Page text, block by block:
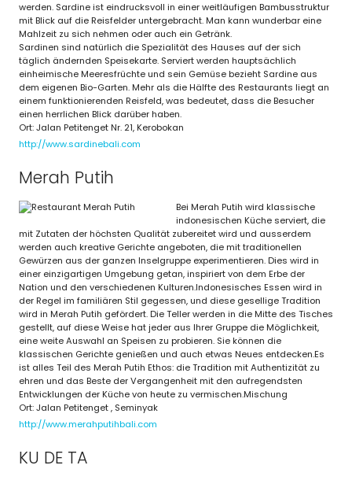
werden. Sardine ist eindrucksvoll in einer weitläufigen Bambusstruktur
mit Blick auf die Reisfelder untergebracht. Man kann wunderbar eine
Mahlzeit zu sich nehmen oder auch ein Getränk.
Sardinen sind natürlich die Spezialität des Hauses auf der sich
täglich ändernden Speisekarte. Serviert werden hauptsächlich
einheimische Meeresfrüchte und sein Gemüse bezieht Sardine aus
dem eigenen Bio-Garten. Mehr als die Hälfte des Restaurants liegt an
einem funktionierenden Reisfeld, was bedeutet, dass die Besucher
einen herrlichen Blick darüber haben.
Ort: Jalan Petitenget Nr. 21, Kerobokan
http://www.sardinebali.com
Merah Putih
Bei Merah Putih wird klassische
indonesischen Küche serviert, die
mit Zutaten der höchsten Qualität zubereitet wird und ausserdem
werden auch kreative Gerichte angeboten, die mit traditionellen
Gewürzen aus der ganzen Inselgruppe experimentieren. Dies wird in
einer einzigartigen Umgebung getan, inspiriert von dem Erbe der
Nation und den verschiedenen Kulturen.Indonesisches Essen wird in
der Regel im familiären Stil gegessen, und diese gesellige Tradition
wird in Merah Putih gefördert. Die Teller werden in die Mitte des Tisches
gestellt, auf diese Weise hat jeder aus Ihrer Gruppe die Möglichkeit,
eine weite Auswahl an Speisen zu probieren. Sie können die
klassischen Gerichte genießen und auch etwas Neues entdecken.Es
ist alles Teil des Merah Putih Ethos: die Tradition mit Authentizität zu
ehren und das Beste der Vergangenheit mit den aufregendsten
Entwicklungen der Küche von heute zu vermischen.Mischung
Ort: Jalan Petitenget , Seminyak
http://www.merahputihbali.com
KU DE TA